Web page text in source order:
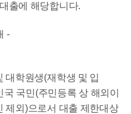
출에 해당합니다.
-
대학원생(재학생 및 입
국민 (주민등록 상 해외이
제외 )으로서 대출 제한대상